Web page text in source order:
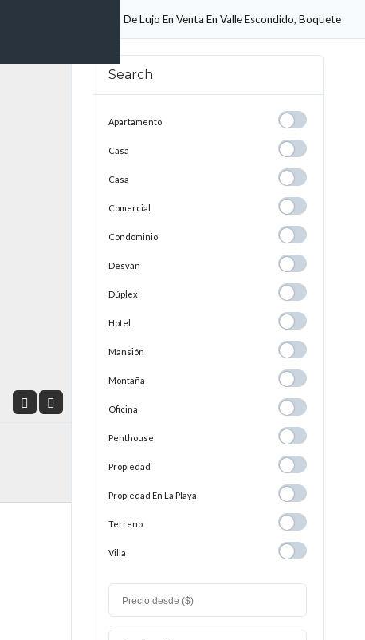
Casa De Lujo En Venta En Valle Escondido, Boquete
Search
Apartamento Apartamento
Casa
Casa
Comercial Comercial
Condominio Condominio
Desván
Dúplex
Hotel
Mansión
Montaña Montaña
Oficina
Penthouse Penthouse
Propiedad Propiedad
Propiedad En La Playa
Propiedad En
La
Playa
Terreno
Villa